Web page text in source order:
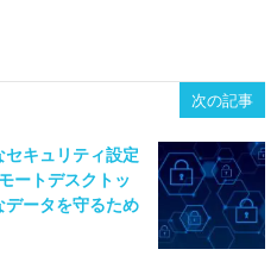
次の記事
キュリティ設定
ートデスクトッ
データを守るため